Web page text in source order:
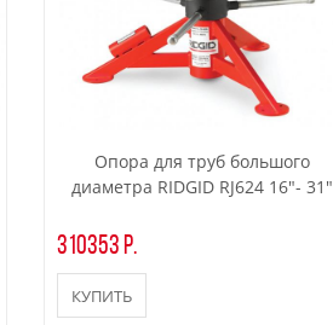
Опора для труб большого
диаметра RIDGID RJ624 16"- 31"
310353 р.
КУПИТЬ